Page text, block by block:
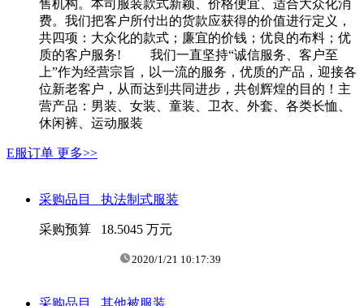
售机构。本司服装款式新颖、价格便宜、适合大众化消
费。我们把客户所付出的货款应获得的价值进行定义，
共四项：大众化的款式；廉宜的价钱；优良的布料；优
质的客户服务! 我们一直坚持“诚信服务、客户至
上”作为经营宗旨，以一流的服务，优质的产品，迎接各
位新老客户，从而达到共同进步，共创辉煌的目的！主
营产品：男装、女装、童装、卫衣、外套、各类长恤、
休闲裤、运动服装
E服订单 更多>>
采购品目 执法制式服装
采购预算 18.5045 万元
2020/1/21 10:17:39
采购品目 其他被服装